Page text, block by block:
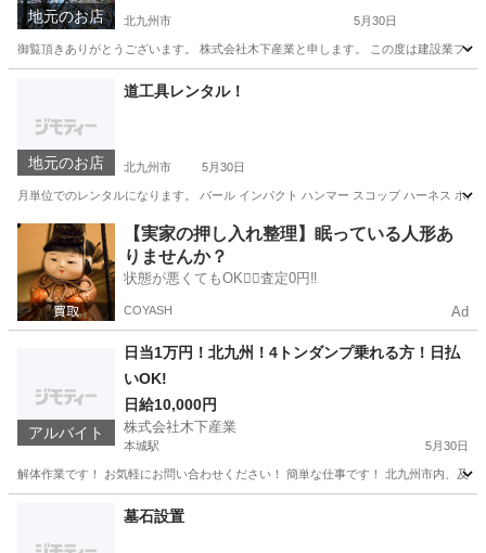
地元のお店 北九州市 5月30日
御覧頂きありがとうございます。 株式会社木下産業と申します。 この度は建設業フ
その他 個人事業主
地元のお店
道工具レンタル！
北九州市 5月30日
月単位でのレンタルになります。 バール インパクト ハンマー スコップ ハーネス ホ
福岡 北九州市 その他
【実家の押し入れ整理】眠っている人形あ
りませんか？
状態が悪くてもOK🙆‍♀️査定0円‼️
COYASH Ad
アルバイト
日当1万円！北九州！4トンダンプ乗れる方！日払
いOK!
日給10,000円
株式会社木下産業
本城駅 5月30日
解体作業です！ お気軽にお問い合わせください！ 簡単な仕事です！ 北九州市内、及
本城駅
墓石設置